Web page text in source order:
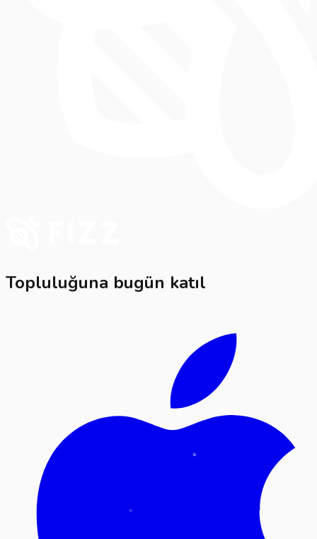
Topluluğuna bugün katıl